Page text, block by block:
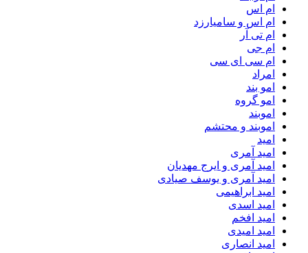
ام اس
ام اس و سامیارزد
ام تی آر
ام جی
ام سی ای سی
امراد
امو بند
امو گروه
اموبند
اموبند و محتشم
امید
امید آمری
امید آمری و ایرج مهدیان
امید آمری و یوسف صیادی
امید ابراهیمی
امید اسدی
امید افخم
امید امیدی
امید انصاری